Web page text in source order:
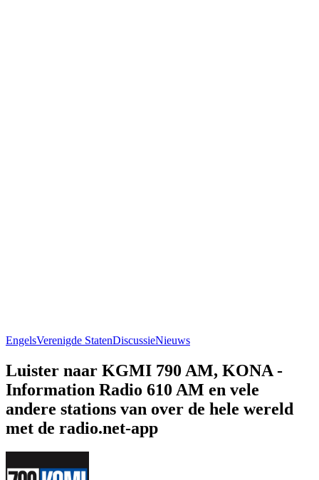
EngelsVerenigde StatenDiscussieNieuws
Luister naar KGMI 790 AM, KONA -
Information Radio 610 AM en vele
andere stations van over de hele wereld
met de radio.net-app